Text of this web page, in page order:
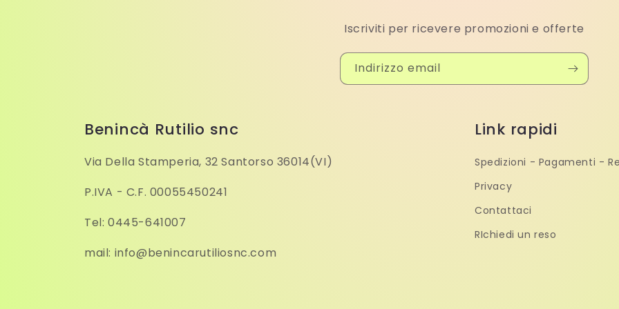
Iscriviti per ricevere promozioni e offerte
Indirizzo email
Benincà Rutilio snc
Via Della Stamperia, 32 Santorso 36014(VI)
P.IVA - C.F. 00055450241
Tel: 0445-641007
mail: info@benincarutiliosnc.com
Link rapidi
Spedizioni - Pagamenti -
Privacy
Contattaci
RIchiedi un reso